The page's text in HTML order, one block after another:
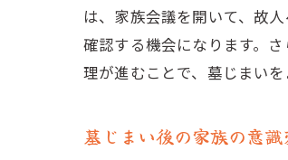
は、家族会議を開いて、故
確認する機会になります。
理が進むことで、墓じまい
墓じまい後の家族の意